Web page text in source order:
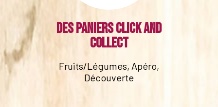
Des paniers click and
collect
Fruits/Légumes, Apéro,
Découverte